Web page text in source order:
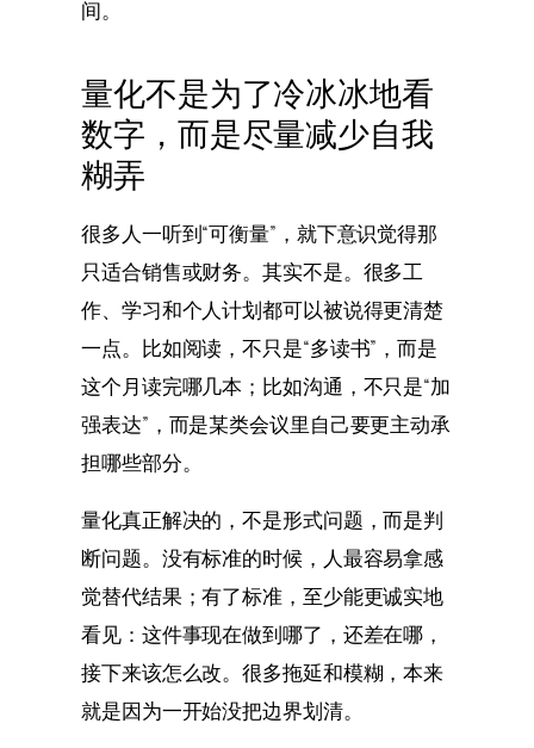
间。
量化不是为了冷冰冰地看
数字，而是尽量减少自我
糊弄
很多人一听到“可衡量”，就下意识觉得那
只适合销售或财务。其实不是。很多工
作、学习和个人计划都可以被说得更清楚
一点。比如阅读，不只是“多读书”，而是
这个月读完哪几本；比如沟通，不只是“加
强表达”，而是某类会议里自己要更主动承
担哪些部分。
量化真正解决的，不是形式问题，而是判
断问题。没有标准的时候，人最容易拿感
觉替代结果；有了标准，至少能更诚实地
看见：这件事现在做到哪了，还差在哪，
接下来该怎么改。很多拖延和模糊，本来
就是因为一开始没把边界划清。